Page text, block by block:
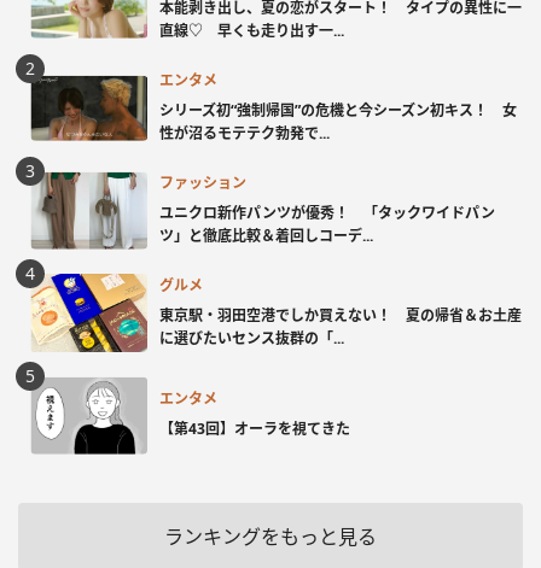
本能剥き出し、夏の恋がスタート！ タイプの異性に一
直線♡ 早くも走り出す一...
エンタメ
シリーズ初“強制帰国”の危機と今シーズン初キス！ 女
性が沼るモテテク勃発で...
ファッション
ユニクロ新作パンツが優秀！ 「タックワイドパン
ツ」と徹底比較＆着回しコーデ...
グルメ
東京駅・羽田空港でしか買えない！ 夏の帰省＆お土産
に選びたいセンス抜群の「...
エンタメ
【第43回】オーラを視てきた
ランキングをもっと見る